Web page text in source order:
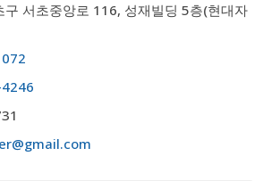
구 서초중앙로 116, 성재빌딩 5층(현대자